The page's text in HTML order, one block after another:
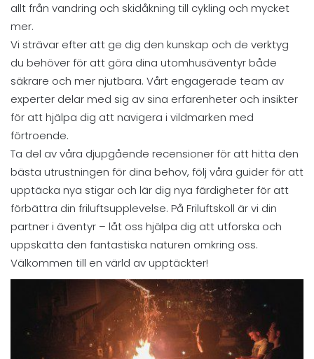
allt från vandring och skidåkning till cykling och mycket
mer.
Vi strävar efter att ge dig den kunskap och de verktyg
du behöver för att göra dina utomhusäventyr både
säkrare och mer njutbara. Vårt engagerade team av
experter delar med sig av sina erfarenheter och insikter
för att hjälpa dig att navigera i vildmarken med
förtroende.
Ta del av våra djupgående recensioner för att hitta den
bästa utrustningen för dina behov, följ våra guider för att
upptäcka nya stigar och lär dig nya färdigheter för att
förbättra din friluftsupplevelse. På Friluftskoll är vi din
partner i äventyr – låt oss hjälpa dig att utforska och
uppskatta den fantastiska naturen omkring oss.
Välkommen till en värld av upptäckter!